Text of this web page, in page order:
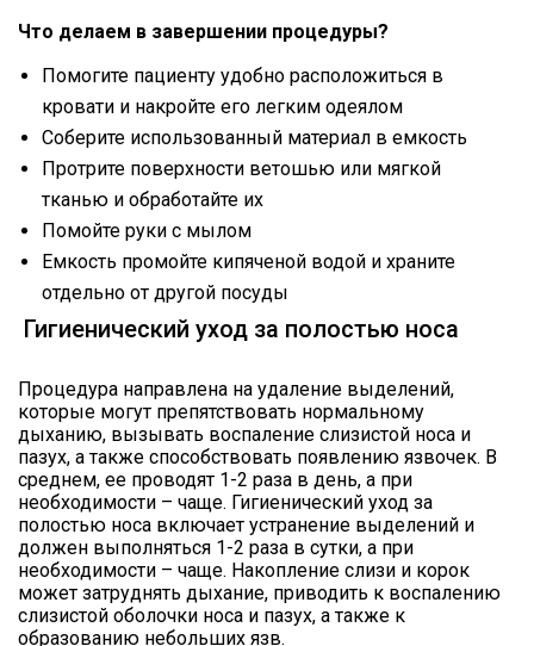
Что делаем в завершении процедуры?
Помогите пациенту удобно расположиться в
кровати и накройте его легким одеялом
Соберите использованный материал в емкость
Протрите поверхности ветошью или мягкой
тканью и обработайте их
Помойте руки с мылом
Емкость промойте кипяченой водой и храните
отдельно от другой посуды
Гигиенический уход за полостью носа
Процедура направлена на удаление выделений,
которые могут препятствовать нормальному
дыханию, вызывать воспаление слизистой носа и
пазух, а также способствовать появлению язвочек. В
среднем, ее проводят 1-2 раза в день, а при
необходимости – чаще. Гигиенический уход за
полостью носа включает устранение выделений и
должен выполняться 1-2 раза в сутки, а при
необходимости – чаще. Накопление слизи и корок
может затруднять дыхание, приводить к воспалению
слизистой оболочки носа и пазух, а также к
образованию небольших язв.